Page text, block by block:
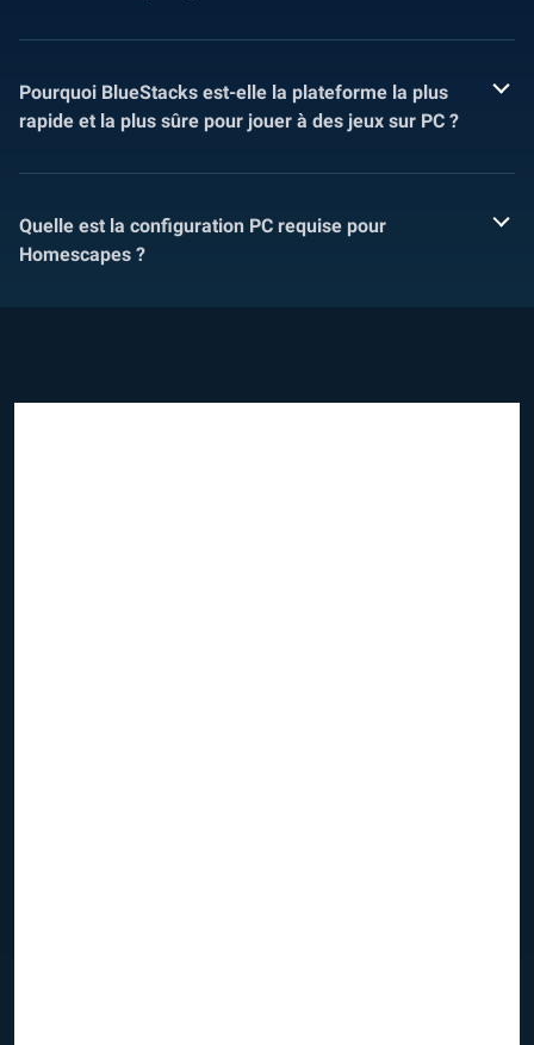
Pourquoi BlueStacks est-elle la plateforme la plus
rapide et la plus sûre pour jouer à des jeux sur PC ?
Quelle est la configuration PC requise pour
Homescapes ?